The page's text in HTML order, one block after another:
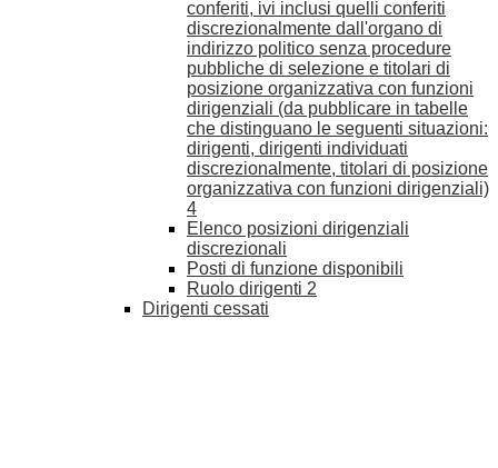
conferiti, ivi inclusi quelli conferiti
discrezionalmente dall'organo di
indirizzo politico senza procedure
pubbliche di selezione e titolari di
posizione organizzativa con funzioni
dirigenziali (da pubblicare in tabelle
che distinguano le seguenti situazioni:
dirigenti, dirigenti individuati
discrezionalmente, titolari di posizione
organizzativa con funzioni dirigenziali)
4
Elenco posizioni dirigenziali
discrezionali
Posti di funzione disponibili
Ruolo dirigenti 2
Dirigenti cessati